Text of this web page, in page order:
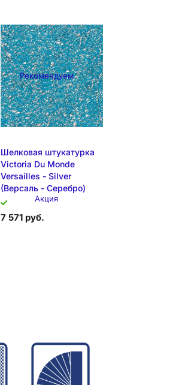
Образец на экспозиции
Рекомендуем
Акция
Шелковая штукатурка
Victoria Du Monde
Versailles - Silver
(Версаль - Серебро)
7 571 руб.